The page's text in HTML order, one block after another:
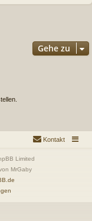
Gehe zu
Kontakt
Limited
MrGaby